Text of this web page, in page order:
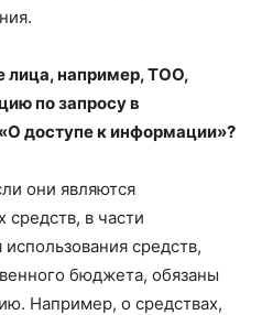
лица, например, ТОО,
по запросу в
доступе к информации»?
они являются
в части
средств,
бюджета, обязаны
Например, о средствах,